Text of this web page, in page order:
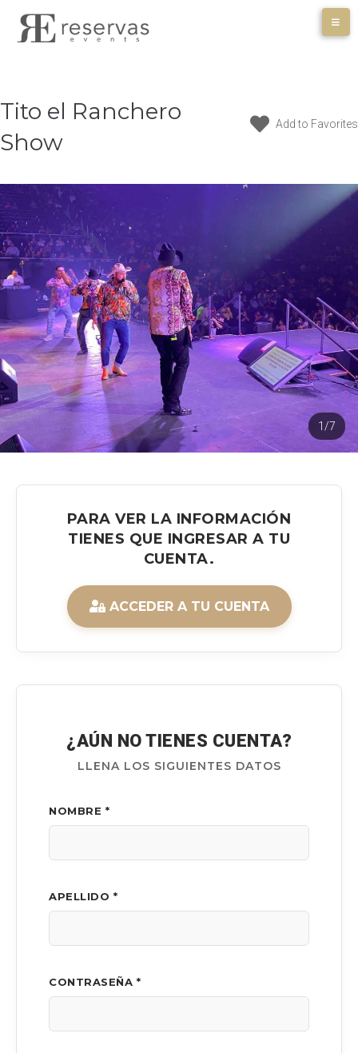
Tito el Ranchero
Show
Add to Favorites
1/7
PARA VER LA INFORMACIÓN
TIENES QUE INGRESAR A TU
CUENTA.
ACCEDER A TU CUENTA
¿AÚN NO TIENES CUENTA?
LLENA LOS SIGUIENTES DATOS
NOMBRE *
APELLIDO *
CONTRASEÑA *